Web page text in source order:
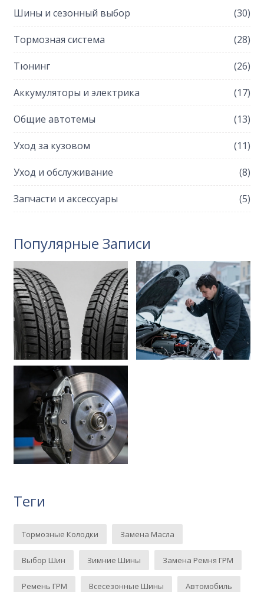
Шины и сезонный выбор (30)
Тормозная система (28)
Тюнинг (26)
Аккумуляторы и электрика (17)
Общие автотемы (13)
Уход за кузовом (11)
Уход и обслуживание (8)
Запчасти и аксессуары (5)
Популярные Записи
Теги
Тормозные Колодки Замена Масла
Выбор Шин Зимние Шины Замена Ремня ГРМ
Ремень ГРМ Всесезонные Шины Автомобиль